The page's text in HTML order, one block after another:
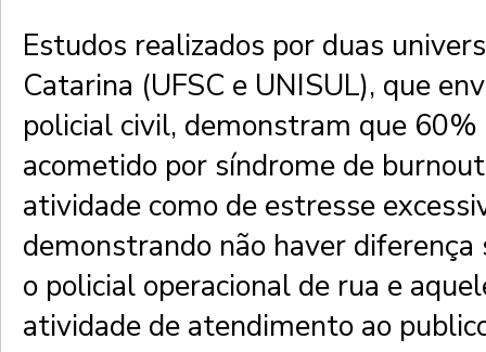
Estudos realizados por duas
Catarina (UFSC e UNISUL), que
policial civil, demonstram que
acometido por síndrome de
atividade como de estresse
demonstrando não haver
o policial operacional de rua e
atividade de atendimento ao